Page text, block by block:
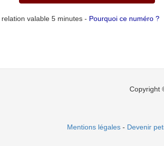
valable 5 minutes - Pourquoi ce numéro ?
Copyright
Mentions légales- Devenir